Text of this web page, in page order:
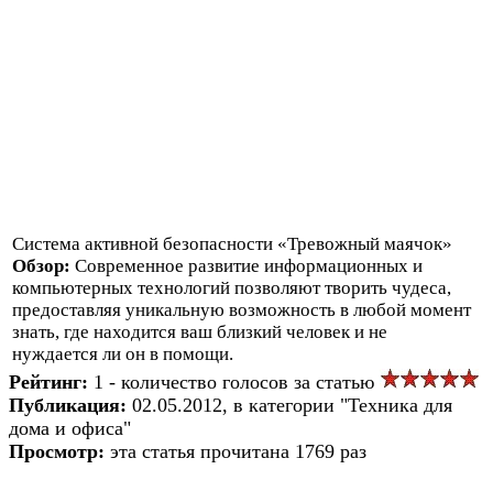
Система активной безопасности «Тревожный маячок»
Обзор: Современное развитие информационных и
компьютерных технологий позволяют творить чудеса,
предоставляя уникальную возможность в любой момент
знать, где находится ваш близкий человек и не
нуждается ли он в помощи.
Рейтинг: 1 - количество голосов за статью
Публикация: 02.05.2012, в категории "Техника для
дома и офиса"
Просмотр: эта статья прочитана 1769 раз